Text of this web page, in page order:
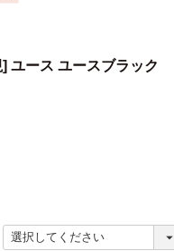
ユース ユースブラック